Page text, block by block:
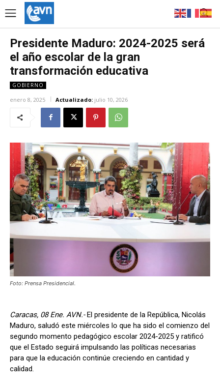
Presidente Maduro: 2024-2025 será
el año escolar de la gran
transformación educativa
GOBIERNO
enero 8, 2025 Actualizado: julio 10, 2026
Foto: Prensa Presidencial.
Caracas, 08 Ene. AVN.-El presidente de la República, Nicolás
Maduro, saludó este miércoles lo que ha sido el comienzo del
segundo momento pedagógico escolar 2024-2025 y ratificó
que el Estado seguirá impulsando las políticas necesarias
para que la educación continúe creciendo en cantidad y
calidad.